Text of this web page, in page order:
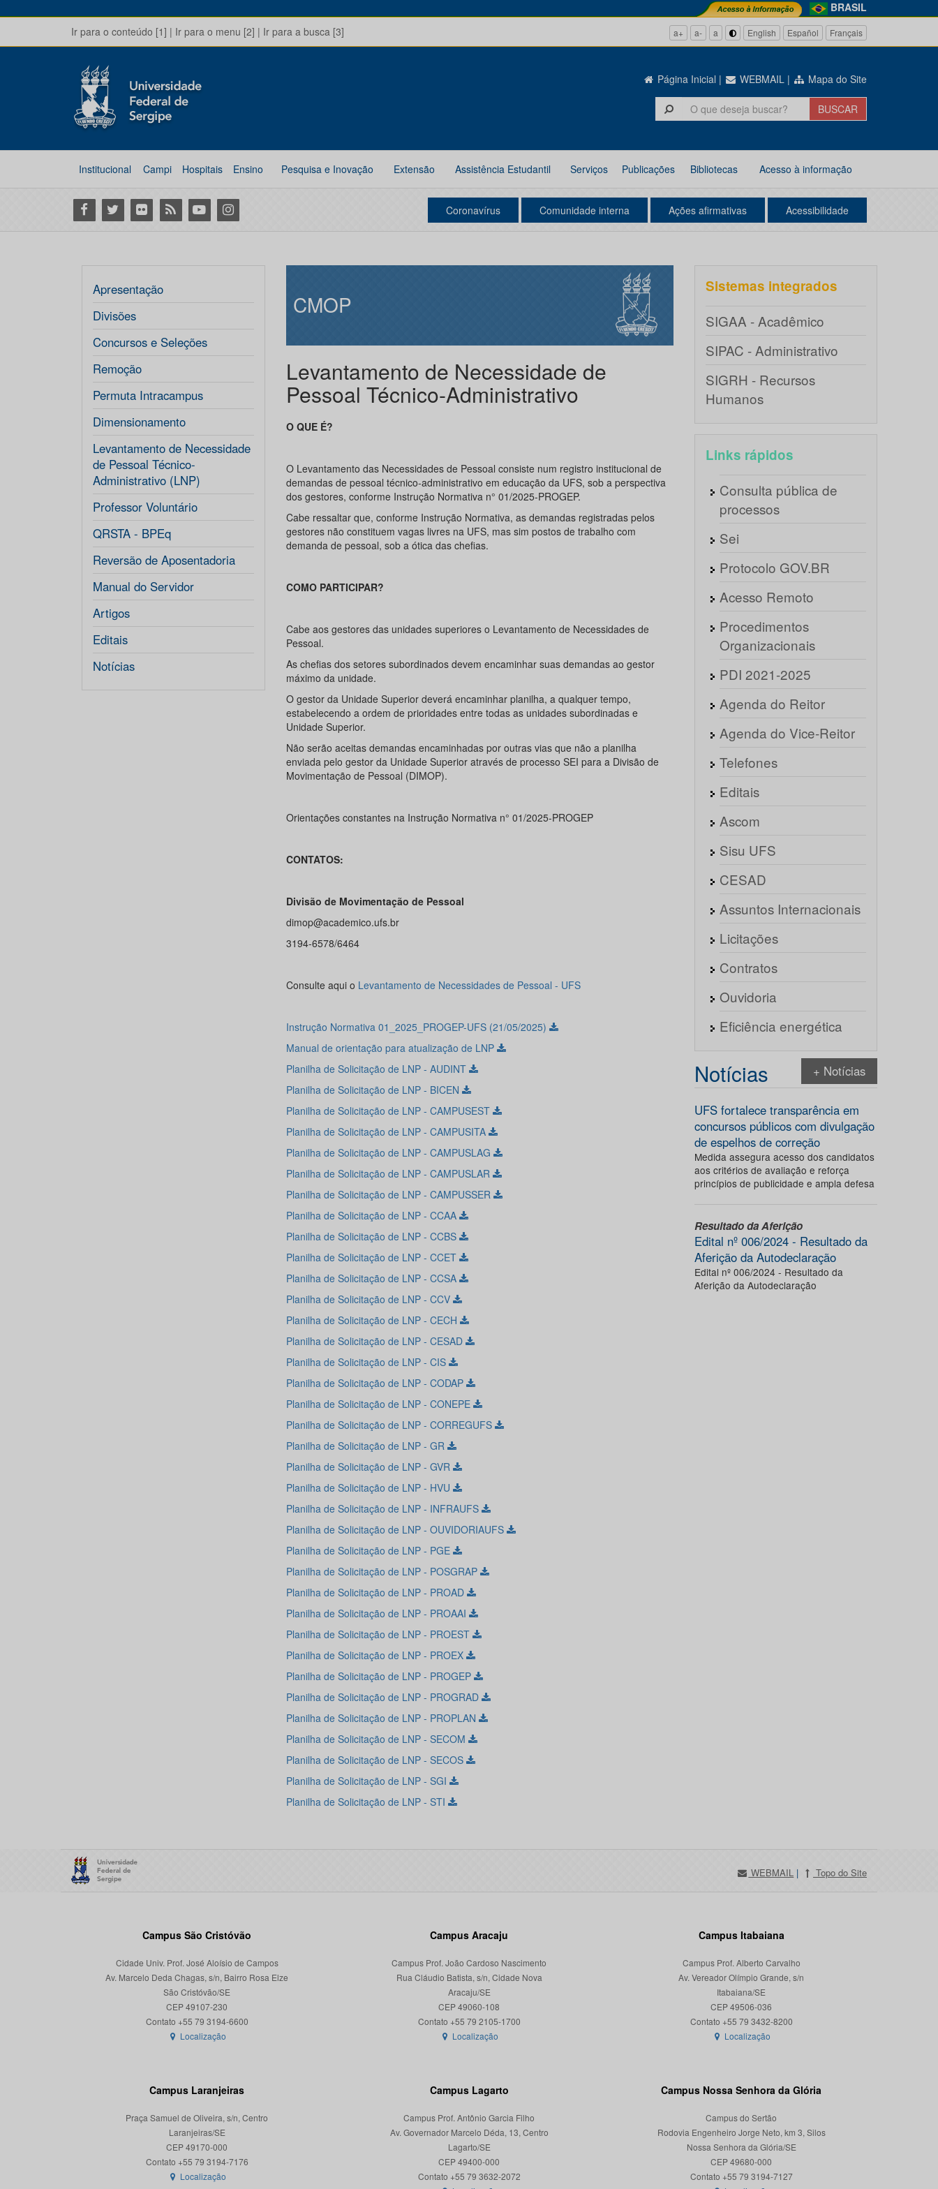
BRASIL
Ir para o conteúdo [1] | Ir para o menu [2] | Ir para a busca [3] a+ a- a English Español Français
Página Inicial | WEBMAIL | Mapa do Site
Institucional Campi Hospitais Ensino Pesquisa e Inovação Extensão Assistência Estudantil Serviços Publicações Bibliotecas Acesso à informação
Facebook
Twitter Flickr RSS YoutubeInstagram Coronavírus Comunidade interna Ações afirmativas Acessibilidade
Apresentação
Divisões
Concursos e Seleções
Remoção
Permuta Intracampus
Dimensionamento
Levantamento de Necessidade
de Pessoal Técnico-
Administrativo (LNP)
Professor Voluntário
QRSTA - BPEq
Reversão de Aposentadoria
Manual do Servidor
Artigos
Editais
Notícias
CMOP
Levantamento de Necessidade de
Pessoal Técnico-Administrativo
O QUE É?
O Levantamento das Necessidades de Pessoal consiste num registro institucional de
demandas de pessoal técnico-administrativo em educação da UFS, sob a perspectiva
dos gestores, conforme Instrução Normativa n° 01/2025-PROGEP.
Cabe ressaltar que, conforme Instrução Normativa, as demandas registradas pelos
gestores não constituem vagas livres na UFS, mas sim postos de trabalho com
demanda de pessoal, sob a ótica das chefias.
COMO PARTICIPAR?
Cabe aos gestores das unidades superiores o Levantamento de Necessidades de
Pessoal.
As chefias dos setores subordinados devem encaminhar suas demandas ao gestor
máximo da unidade.
O gestor da Unidade Superior deverá encaminhar planilha, a qualquer tempo,
estabelecendo a ordem de prioridades entre todas as unidades subordinadas e
Unidade Superior.
Não serão aceitas demandas encaminhadas por outras vias que não a planilha
enviada pelo gestor da Unidade Superior através de processo SEI para a Divisão de
Movimentação de Pessoal (DIMOP).
Orientações constantes na Instrução Normativa n° 01/2025-PROGEP
CONTATOS:
Divisão de Movimentação de Pessoal
dimop@academico.ufs.br
3194-6578/6464
Consulte aqui o Levantamento de Necessidades de Pessoal - UFS
Instrução Normativa 01_2025_PROGEP-UFS (21/05/2025)
Manual de orientação para atualização de LNP
Planilha de Solicitação de LNP - AUDINT
Planilha de Solicitação de LNP - BICEN
Planilha de Solicitação de LNP - CAMPUSEST
Planilha de Solicitação de LNP - CAMPUSITA
Planilha de Solicitação de LNP - CAMPUSLAG
Planilha de Solicitação de LNP - CAMPUSLAR
Planilha de Solicitação de LNP - CAMPUSSER
Planilha de Solicitação de LNP - CCAA
Planilha de Solicitação de LNP - CCBS
Planilha de Solicitação de LNP - CCET
Planilha de Solicitação de LNP - CCSA
Planilha de Solicitação de LNP - CCV
Planilha de Solicitação de LNP - CECH
Planilha de Solicitação de LNP - CESAD
Planilha de Solicitação de LNP - CIS
Planilha de Solicitação de LNP - CODAP
Planilha de Solicitação de LNP - CONEPE
Planilha de Solicitação de LNP - CORREGUFS
Planilha de Solicitação de LNP - GR
Planilha de Solicitação de LNP - GVR
Planilha de Solicitação de LNP - HVU
Planilha de Solicitação de LNP - INFRAUFS
Planilha de Solicitação de LNP - OUVIDORIAUFS
Planilha de Solicitação de LNP - PGE
Planilha de Solicitação de LNP - POSGRAP
Planilha de Solicitação de LNP - PROAD
Planilha de Solicitação de LNP - PROAAI
Planilha de Solicitação de LNP - PROEST
Planilha de Solicitação de LNP - PROEX
Planilha de Solicitação de LNP - PROGEP
Planilha de Solicitação de LNP - PROGRAD
Planilha de Solicitação de LNP - PROPLAN
Planilha de Solicitação de LNP - SECOM
Planilha de Solicitação de LNP - SECOS
Planilha de Solicitação de LNP - SGI
Planilha de Solicitação de LNP - STI
Sistemas integrados
SIGAA - Acadêmico
SIPAC - Administrativo
SIGRH - Recursos
Humanos
Links rápidos
Consulta pública de
processos
Sei
Protocolo GOV.BR
Acesso Remoto
Procedimentos
Organizacionais
PDI 2021-2025
Agenda do Reitor
Agenda do Vice-Reitor
Telefones
Editais
Ascom
Sisu UFS
CESAD
Assuntos Internacionais
Licitações
Contratos
Ouvidoria
Eficiência energética
Notícias + Notícias
UFS fortalece transparência em
concursos públicos com divulgação
de espelhos de correção
Medida assegura acesso dos candidatos
aos critérios de avaliação e reforça
princípios de publicidade e ampla defesa
Resultado da Aferição
Edital nº 006/2024 - Resultado da
Aferição da Autodeclaração
Edital nº 006/2024 - Resultado da
Aferição da Autodeclaração
WEBMAIL | Topo do Site
Campus São Cristóvão
Cidade Univ. Prof. José Aloísio de Campos
Av. Marcelo Deda Chagas, s/n, Bairro Rosa Elze
São Cristóvão/SE
CEP 49107-230
Localização
Campus Aracaju
Campus Prof. João Cardoso Nascimento
Rua Cláudio Batista, s/n, Cidade Nova
Aracaju/SE
CEP 49060-108
Localização
Campus Itabaiana
Campus Prof. Alberto Carvalho
Av. Vereador Olímpio Grande, s/n
Itabaiana/SE
CEP 49506-036
Localização
Campus Laranjeiras
Praça Samuel de Oliveira, s/n, Centro
Laranjeiras/SE
CEP 49170-000
Localização
Campus Lagarto
Campus Prof. Antônio Garcia Filho
Av. Governador Marcelo Déda, 13, Centro
Lagarto/SE
CEP 49400-000
Campus Nossa Senhora da Glória
Campus do Sertão
Rodovia Engenheiro Jorge Neto, km 3, Silos
Nossa Senhora da Glória/SE
CEP 49680-000
Contato +55 79 3194-7127